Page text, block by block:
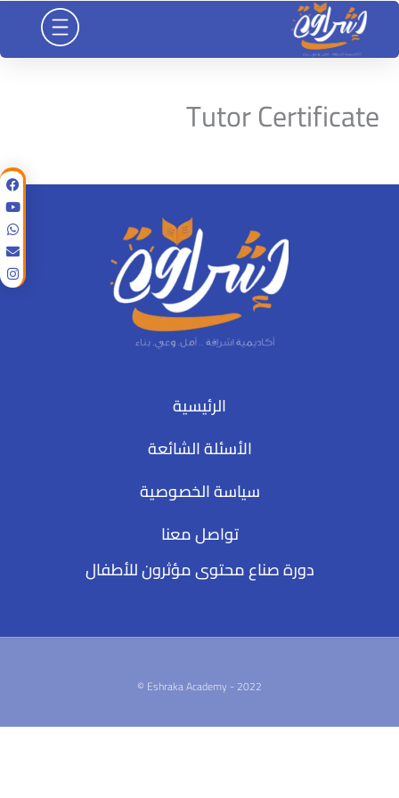
تخطي
المحتوى
Tutor Certificate
الرئيسية
الأسئلة الشائعة
سياسة الخصوصية
تواصل معنا
دورة صناع محتوى مؤثرون للأطفال
2022 - Eshraka Academy ©